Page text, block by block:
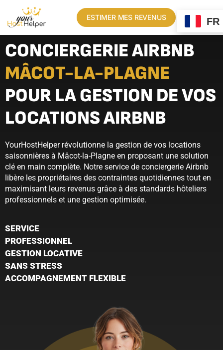
ESTIMER MES REVENUS
CONCIERGERIE AIRBNB
MÂCOT-LA-PLAGNE
POUR LA GESTION DE VOS
LOCATIONS AIRBNB
YourHostHelper révolutionne la gestion de vos locations
saisonnières à Mâcot-la-Plagne en proposant une solution
clé en main complète. Notre service de conciergerie Airbnb
libère les propriétaires des contraintes quotidiennes tout en
maximisant leurs revenus grâce à des standards hôteliers
professionnels et une gestion optimisée.
SERVICE
PROFESSIONNEL
GESTION LOCATIVE
SANS STRESS
ACCOMPAGNEMENT FLEXIBLE
FR